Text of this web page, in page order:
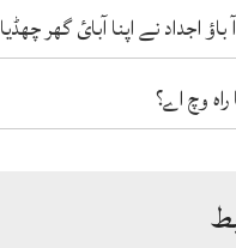
اجداد نے اپنا آبائ گھر چھڈیا
وچ اے؟